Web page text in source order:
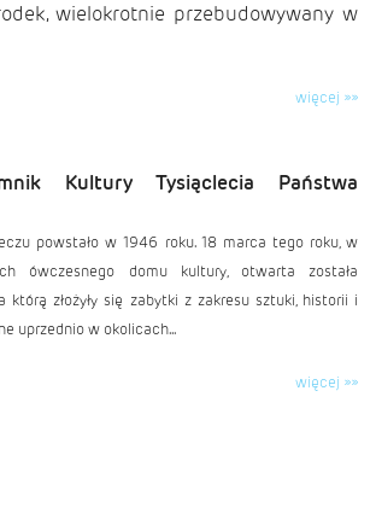
wielokrotnie przebudowywany w
więcej »»
Kultury Tysiąclecia Państwa
powstało w 1946 roku. 18 marca tego roku, w
ówczesnego domu kultury, otwarta została
którą złożyły się zabytki z zakresu sztuki, historii i
uprzednio w okolicach...
więcej »»